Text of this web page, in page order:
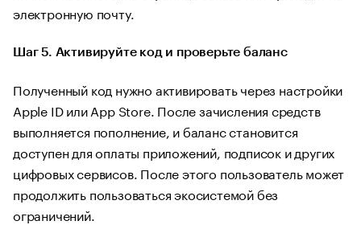
электронную почту.
Шаг 5. Активируйте код и проверьте баланс
Полученный код нужно активировать через настройки
Apple ID или App Store. После зачисления средств
выполняется пополнение, и баланс становится
доступен для оплаты приложений, подписок и других
цифровых сервисов. После этого пользователь может
продолжить пользоваться экосистемой без
ограничений.